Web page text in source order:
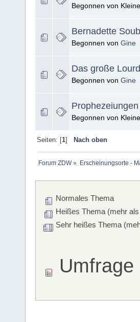
Begonnen von
Bernadette
Begonnen von Gine
Das große
Begonnen von Gine
Begonnen von
Seiten: [1] Nach oben
Forum ZDW» Erscheinungsorte -
Normales Thema
Heißes Thema (mehr
Sehr heißes Thema
Umfrage